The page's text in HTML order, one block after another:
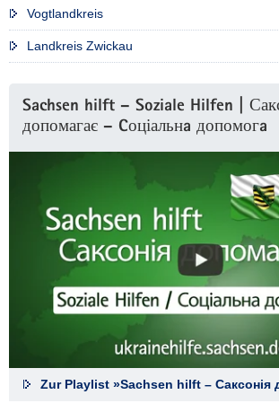
Vogtlandkreis
Landkreis Zwickau
Sachsen hilft – Soziale Hilfen |
допомагає – Cоціальнa допомогa
Zur Playlist »Sachsen hilft – Саксонія